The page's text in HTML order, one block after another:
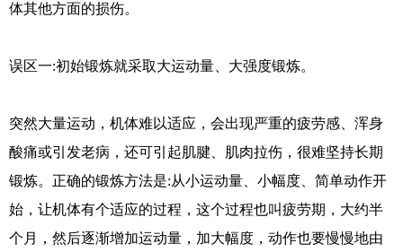
体其他方面的损伤。
误区一:初始锻炼就采取大运动量、大强度锻炼。
突然大量运动，机体难以适应，会出现严重的疲劳感、浑身
酸痛或引发老病，还可引起肌腱、肌肉拉伤，很难坚持长期
锻炼。正确的锻炼方法是:从小运动量、小幅度、简单动作开
始，让机体有个适应的过程，这个过程也叫疲劳期，大约半
个月，然后逐渐增加运动量，加大幅度，动作也要慢慢地由